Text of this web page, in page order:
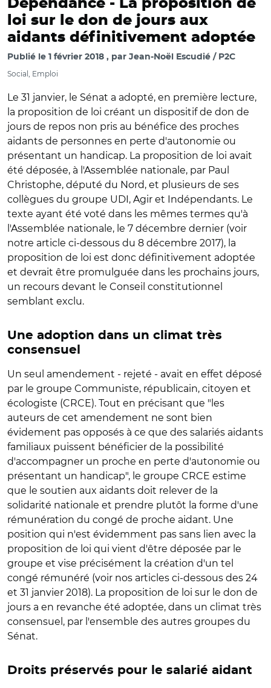
Dépendance - La proposition de
loi sur le don de jours aux
aidants définitivement adoptée
Publié le 1 février 2018 par Jean-Noël Escudié / P2C
Social, Emploi
Le 31 janvier, le Sénat a adopté, en première lecture,
la proposition de loi créant un dispositif de don de
jours de repos non pris au bénéfice des proches
aidants de personnes en perte d'autonomie ou
présentant un handicap. La proposition de loi avait
été déposée, à l'Assemblée nationale, par Paul
Christophe, député du Nord, et plusieurs de ses
collègues du groupe UDI, Agir et Indépendants. Le
texte ayant été voté dans les mêmes termes qu'à
l'Assemblée nationale, le 7 décembre dernier (voir
notre article ci-dessous du 8 décembre 2017), la
proposition de loi est donc définitivement adoptée
et devrait être promulguée dans les prochains jours,
un recours devant le Conseil constitutionnel
semblant exclu.
Une adoption dans un climat très
consensuel
Un seul amendement - rejeté - avait en effet déposé
par le groupe Communiste, républicain, citoyen et
écologiste (CRCE). Tout en précisant que "les
auteurs de cet amendement ne sont bien
évidement pas opposés à ce que des salariés aidants
familiaux puissent bénéficier de la possibilité
d'accompagner un proche en perte d'autonomie ou
présentant un handicap", le groupe CRCE estime
que le soutien aux aidants doit relever de la
solidarité nationale et prendre plutôt la forme d'une
rémunération du congé de proche aidant. Une
position qui n'est évidemment pas sans lien avec la
proposition de loi qui vient d'être déposée par le
groupe et vise précisément la création d'un tel
congé rémunéré (voir nos articles ci-dessous des 24
et 31 janvier 2018). La proposition de loi sur le don de
jours a en revanche été adoptée, dans un climat très
consensuel, par l'ensemble des autres groupes du
Sénat.
Droits préservés pour le salarié aidant